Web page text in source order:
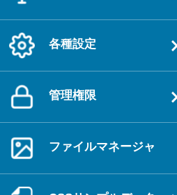
各種設定
管理権限
ファイルマネージャ